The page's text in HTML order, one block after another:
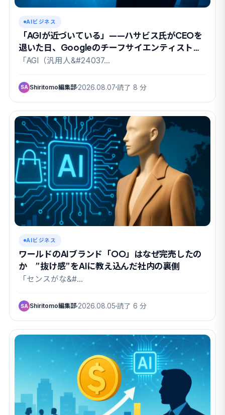
AIビジネス
「AGIが近づいている」——ハサビス氏がCEOを
退いた日、Googleのチーフサイエンティストも
去った
「AGI（汎用人&#24037…
SA Shiritomo編集部 2026.08.07 読了 8 分
AIビジネス
ワールドのAIブランド「OO」はなぜ完売したの
か ”抜け感”をAIに教え込んだ社内の裏側
「センスがな&#…
SA Shiritomo編集部 2026.08.05 読了 6 分